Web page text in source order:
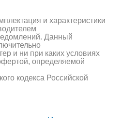
питания
приборы,расходники
и характеристики
Данный
и ни при каких условиях
определяемой
кодекса Российской